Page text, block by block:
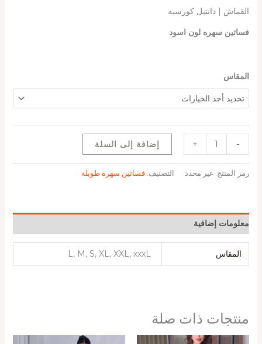
القماش | دانتيل كورسيه
فساتين سهره لون اسود
المقاس
-
+ إضافة إلى السلة
رمز المنتج: غير محدد التصنيف: فساتين سهرة طويلة
معلومات إضافية
المقاس L, M, S, XL, XXL, xxxL
منتجات ذات صلة